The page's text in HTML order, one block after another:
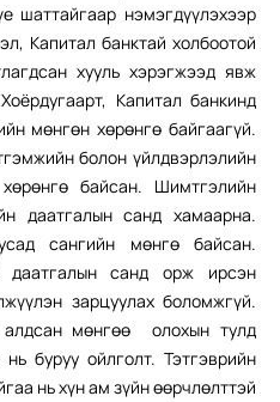
шаттайгаар нэмэгдүүлэхээр
Капитал банктай холбоотой
хууль хэрэгжээд явж
Капитал банкинд
мөнгөн хөрөнгө байгаагүй.
болон үйлдвэрлэлийн
байсан. Шимтгэлийн
даатгалын санд хамаарна.
сангийн мөнгө байсан.
даатгалын санд орж ирсэн
зарцуулах боломжгүй.
алдсан мөнгөө олохын тулд
буруу ойлголт. Тэтгэврийн
нь хүн ам зүйн өөрчлөлттэй